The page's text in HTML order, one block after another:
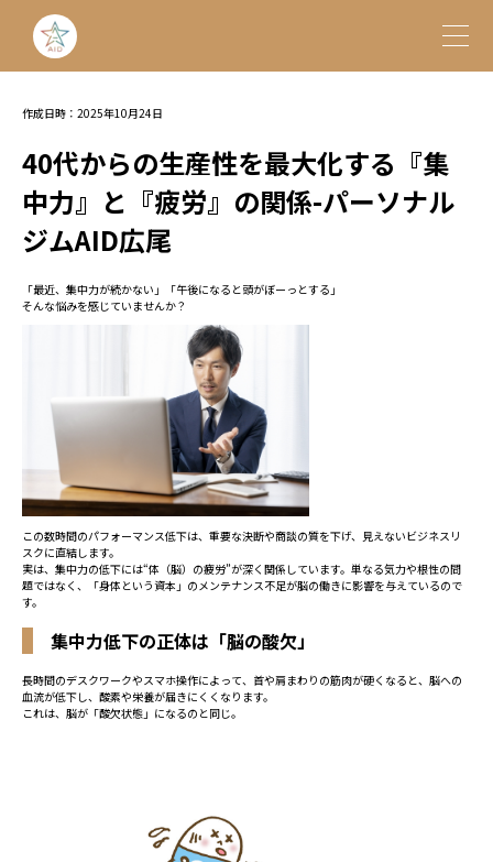
作成日時：2025年10月24日
40代からの生産性を最大化する『集
中力』と『疲労』の関係-パーソナル
ジムAID広尾
「最近、集中力が続かない」「午後になると頭がぼーっとする」
そんな悩みを感じていませんか？
この数時間のパフォーマンス低下は、重要な決断や商談の質を下げ、見えないビジネスリ
スクに直結します。
実は、集中力の低下には“体（脳）の疲労”が深く関係しています。単なる気力や根性の問
題ではなく、「身体という資本」のメンテナンス不足が脳の働きに影響を与えているので
す。
集中力低下の正体は「脳の酸欠」
長時間のデスクワークやスマホ操作によって、首や肩まわりの筋肉が硬くなると、脳への
血流が低下し、酸素や栄養が届きにくくなります。
これは、脳が「酸欠状態」になるのと同じ。